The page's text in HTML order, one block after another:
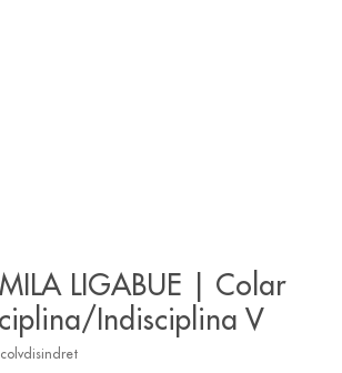
LIGABUE | Colar
Indisciplina V